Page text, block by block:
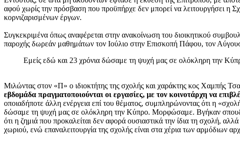
αφού χωρίς την πρόσβαση που προϋπήρχε δεν μπορεί να λειτουργήσει η
κορνιζαρισμένων έργων.
Συγκεκριμένα όπως αναφέρεται στην ανακοίνωση του διοικητικού
παροχής δωρεάν μαθημάτων τον Ιούλιο στην Επισκοπή Πάφου, τον
Εμείς εδώ και 23 χρόνια δώσαμε τη ψυχή μας σε ολόκληρη την
Μιλώντας στον «Π» ο ιδιοκτήτης της σχολής και χαράκτης κος Χαμπής
εβδομάδα πραγματοποιούνται οι εργασίες, με τον κοινοτάρχη να
οποιαδήποτε άλλη ενέργεια επί του θέματος, συμπληρώνοντας ότι η
δώσαμε τη ψυχή μας σε ολόκληρη την Κύπρο. Μορφώσαμε. Βγήκαν
ότι η ζημιά που προκαλείται δεν αφορά ουσιαστικά την ίδια τη σχολή,
χωριού, ενώ επαναλειτουργία της σχολής είναι στα χέρια των αρμόδιων